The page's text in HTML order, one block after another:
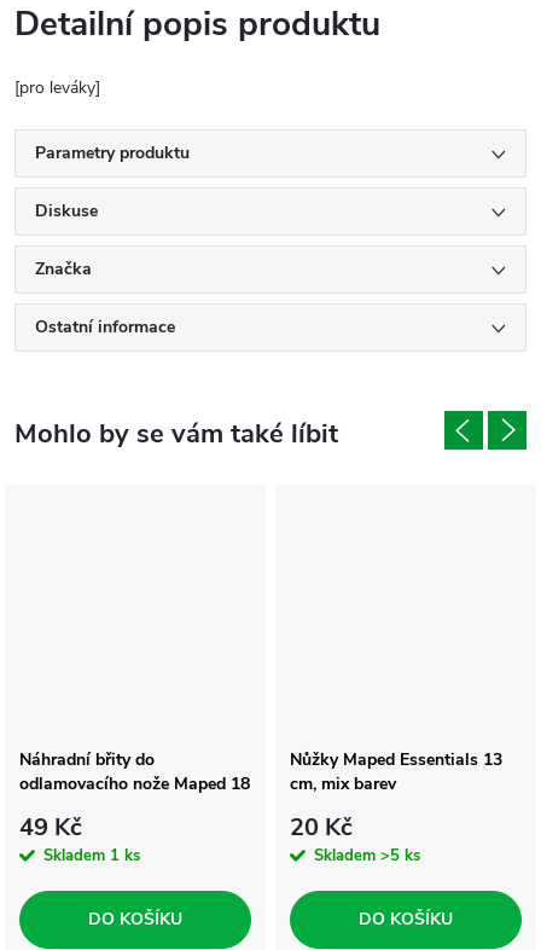
Detailní popis produktu
[pro leváky]
Parametry produktu
Diskuse
Značka
Ostatní informace
Náhradní břity do
odlamovacího nože Maped 18
49 Kč
Skladem 1 ks
DO KOŠÍKU
Nůžky Maped Essentials 13
cm, mix barev
20 Kč
Skladem >5 ks
DO KOŠÍKU